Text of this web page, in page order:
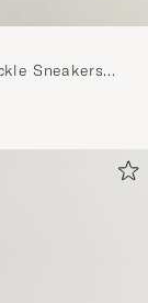
Sneakers
Calf